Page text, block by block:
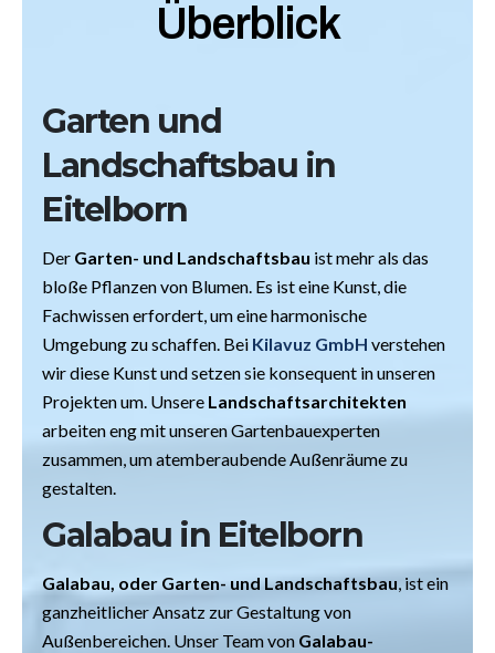
Überblick
Garten und
Landschaftsbau in
Eitelborn
Der Garten- und Landschaftsbau ist mehr als das
bloße Pflanzen von Blumen. Es ist eine Kunst, die
Fachwissen erfordert, um eine harmonische
Umgebung zu schaffen. Bei Kilavuz GmbH verstehen
wir diese Kunst und setzen sie konsequent in unseren
Projekten um. Unsere Landschaftsarchitekten
arbeiten eng mit unseren Gartenbauexperten
zusammen, um atemberaubende Außenräume zu
gestalten.
Galabau in Eitelborn
Galabau, oder Garten- und Landschaftsbau, ist ein
ganzheitlicher Ansatz zur Gestaltung von
Außenbereichen. Unser Team von Galabau-